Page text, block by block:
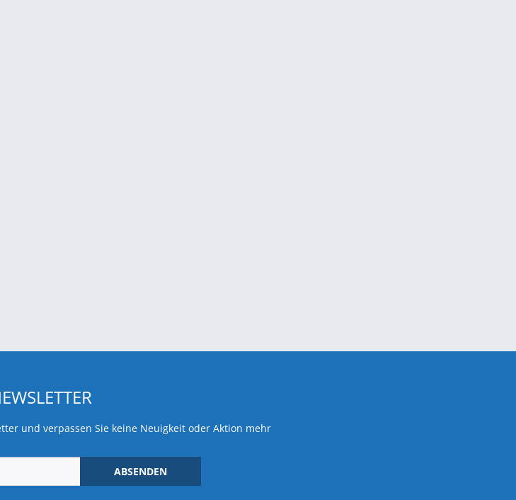
und verpassen Sie keine Neuigkeit oder Aktion mehr
ABSENDEN